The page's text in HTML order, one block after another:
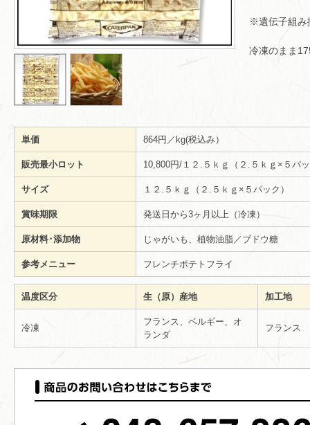
※遺伝子組み
冷凍のまま
単価 864円／kg(税込み）
販売最小ロット 10,800円/１２.５ｋｇ（２.５ｋｇ×５パ
サイズ １２.５ｋｇ（２.５ｋｇ×５パック）
賞味期限 発送日から3ヶ月以上（冷凍）
原材料･添加物 じゃがいも、植物油脂／ブドウ糖
参考メニュー フレンチポテトフライ
温度区分 生（原）産地 加工地
冷凍
フランス、ベルギー、オ
ランダ
フランス